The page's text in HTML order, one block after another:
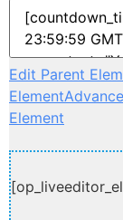
Edit Parent
Element
Element